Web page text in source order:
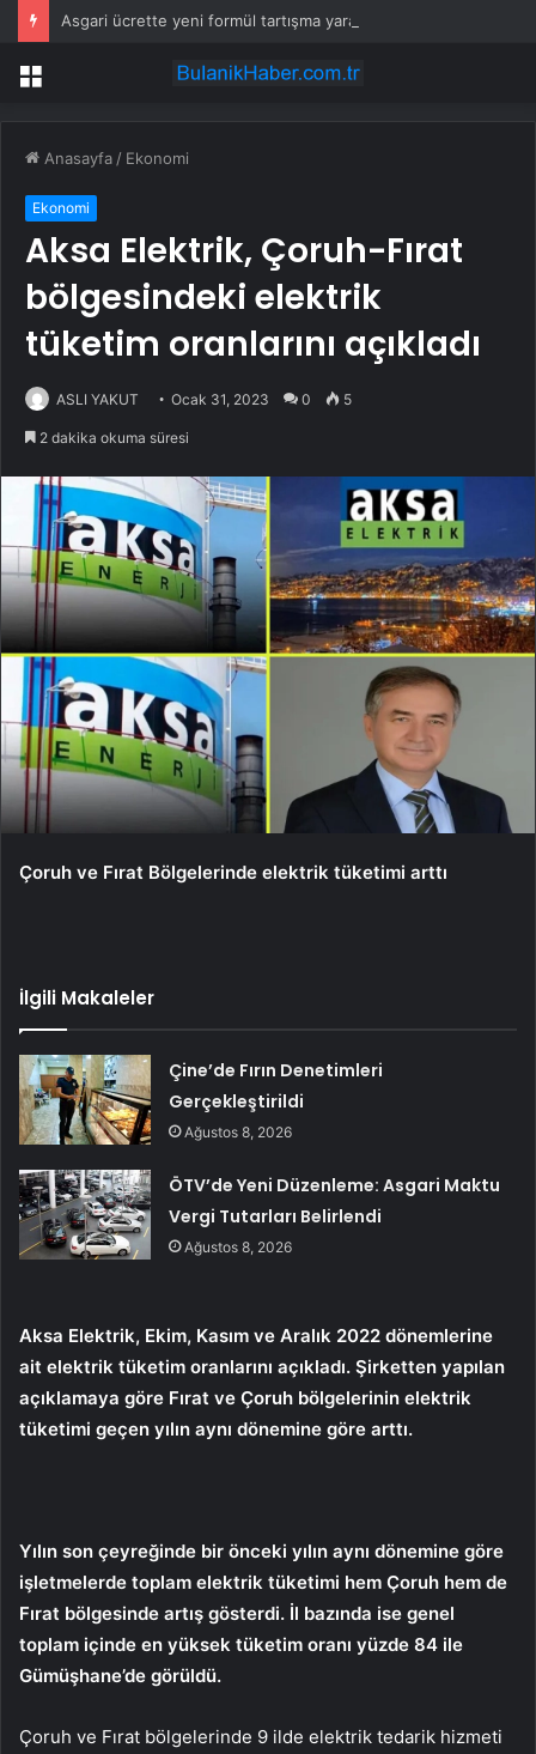
Menü
Anasayfa / Ekonomi
Ekonomi
Aksa Elektrik, Çoruh-Fırat
bölgesindeki elektrik
tüketim oranlarını açıkladı
ASLI YAKUT Ocak 31, 2023 0 5
2 dakika okuma süresi
Çoruh ve Fırat Bölgelerinde elektrik tüketimi arttı
İlgili Makaleler
Çine’de Fırın Denetimleri
Gerçekleştirildi
Ağustos 8, 2026
ÖTV’de Yeni Düzenleme: Asgari Maktu
Vergi Tutarları Belirlendi
Ağustos 8, 2026
Aksa Elektrik, Ekim, Kasım ve Aralık 2022 dönemlerine
ait elektrik tüketim oranlarını açıkladı. Şirketten yapılan
açıklamaya göre Fırat ve Çoruh bölgelerinin elektrik
tüketimi geçen yılın aynı dönemine göre arttı.
Yılın son çeyreğinde bir önceki yılın aynı dönemine göre
işletmelerde toplam elektrik tüketimi hem Çoruh hem de
Fırat bölgesinde artış gösterdi. İl bazında ise genel
toplam içinde en yüksek tüketim oranı yüzde 84 ile
Gümüşhane’de görüldü.
Çoruh ve Fırat bölgelerinde 9 ilde elektrik tedarik hizmeti